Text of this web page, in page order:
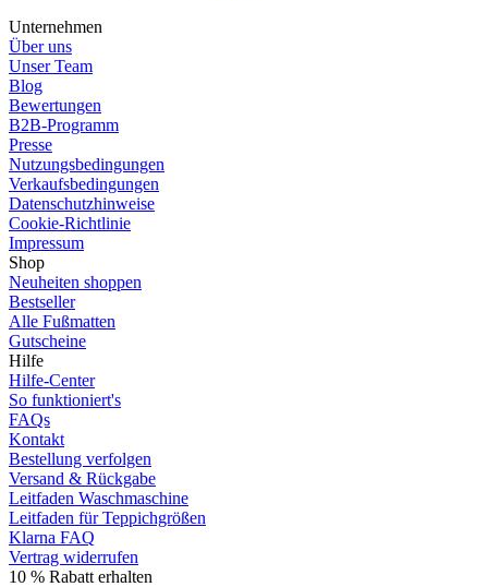
Unternehmen
Über uns
Unser Team
Blog
Bewertungen
B2B-Programm
Presse
Nutzungsbedingungen
Verkaufsbedingungen
Datenschutzhinweise
Cookie-Richtlinie
Impressum
Shop
Neuheiten shoppen
Bestseller
Alle Fußmatten
Gutscheine
Hilfe
Hilfe-Center
So funktioniert's
FAQs
Kontakt
Bestellung verfolgen
Versand & Rückgabe
Leitfaden Waschmaschine
Leitfaden für Teppichgrößen
Klarna FAQ
Vertrag widerrufen
10 % Rabatt erhalten